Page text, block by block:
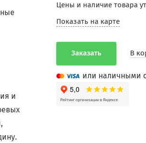
и
Цены и наличие товара
Показать на карте
Заказать В
или наличными